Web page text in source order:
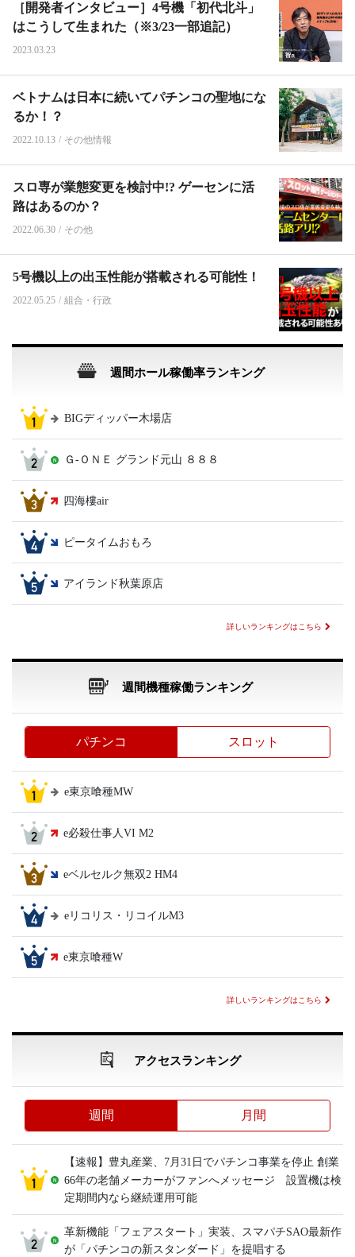
［開発者インタビュー］4号機「初代北斗」
はこうして生まれた（※3/23一部追記）
2023.03.23
ベトナムは日本に続いてパチンコの聖地にな
るか！？
2022.10.13 / その他情報
スロ専が業態変更を検討中!? ゲーセンに活
路はあるのか？
2022.06.30 / その他
5号機以上の出玉性能が搭載される可能性！
2022.05.25 / 組合・行政
週間ホール稼働率ランキング
BIGディッパー木場店
Ｇ‐ＯＮＥ グランド元山 ８８８
四海樓air
ピータイムおもろ
アイランド秋葉原店
詳しいランキングはこちら
週間機種稼働ランキング
パチンコ スロット
e東京喰種MW
e必殺仕事人VI M2
eベルセルク無双2 HM4
eリコリス・リコイルM3
e東京喰種W
詳しいランキングはこちら
アクセスランキング
週間 月間
【速報】豊丸産業、7月31日でパチンコ事業を停止 創業
66年の老舗メーカーがファンへメッセージ 設置機は検
定期間内なら継続運用可能
革新機能「フェアスタート」実装、スマパチSAO最新作
が「パチンコの新スタンダード」を提唱する